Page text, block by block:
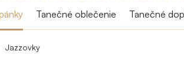
Tanečné oblečenie Tanečné
Jazzovky